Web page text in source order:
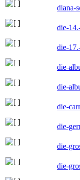
diana-
die-
die-
die-
die-
die-
die-
die-
die-